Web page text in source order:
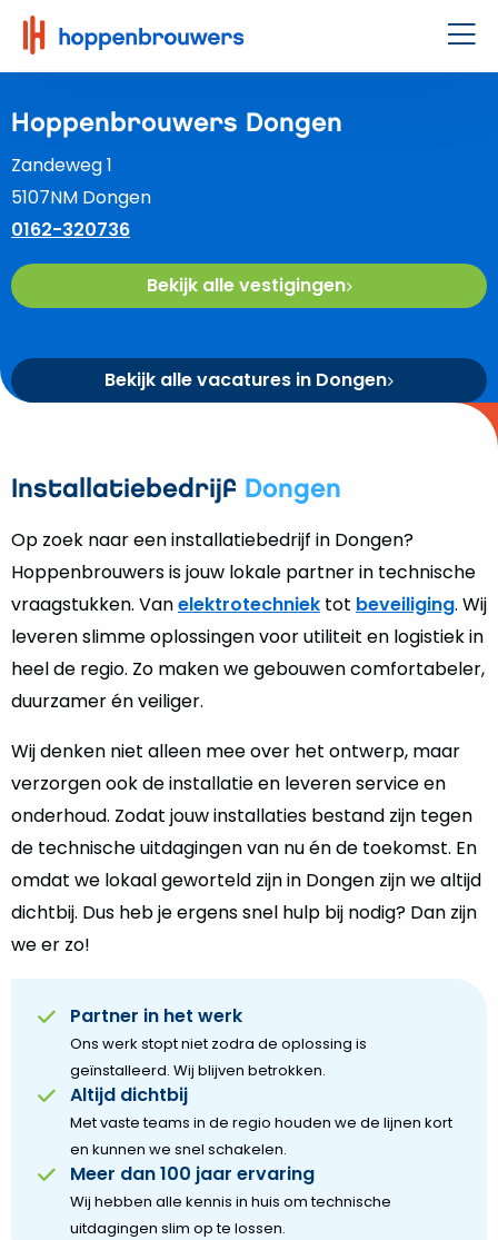
Hoppenbrouwers
|
Waar
techniek
leeft
Hoppenbrouwers Dongen
Zandeweg 1
5107NM Dongen
0162-320736
Bekijk alle vestigingen
Bekijk alle vacatures in Dongen
Installatiebedrijf Dongen
Op zoek naar een installatiebedrijf in Dongen?
Hoppenbrouwers is jouw lokale partner in technische
vraagstukken. Vanelektrotechniek tot beveiliging. Wij
leveren slimme oplossingen voor utiliteit en logistiek in
heel de regio. Zo maken we gebouwen comfortabeler,
duurzamer én veiliger.
Wij denken niet alleen mee over het ontwerp, maar
verzorgen ook de installatie en leveren service en
onderhoud. Zodat jouw installaties bestand zijn tegen
de technische uitdagingen van nu én de toekomst. En
omdat we lokaal geworteld zijn in Dongen zijn we altijd
dichtbij. Dus heb je ergens snel hulp bij nodig? Dan zijn
we er zo!
Partner in het werk
Ons werk stopt niet zodra de oplossing is
geïnstalleerd. Wij blijven betrokken.
Altijd dichtbij
Met vaste teams in de regio houden we de lijnen kort
en kunnen we snel schakelen.
Meer dan 100 jaar ervaring
Wij hebben alle kennis in huis om technische
uitdagingen slim op te lossen.